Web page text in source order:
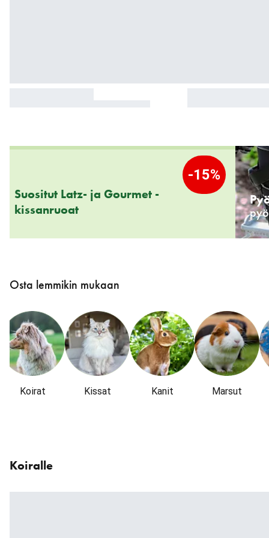
-15%
Suositut Latz- ja Gourmet -
kissanruoat
Osta lemmikin mukaan
karuselli
: Kategoriat
Koirat Kissat Kanit Marsut
Koiralle
karuselli
: Tuotteet